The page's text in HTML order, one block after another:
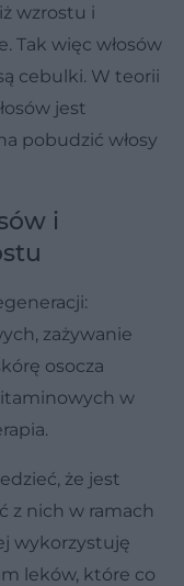
wzrostu i
Tak więc włosów
cebulki. W teorii
jest
pobudzić włosy
i
zażywanie
osocza
w
że jest
z nich w ramach
wykorzystuję
leków, które co